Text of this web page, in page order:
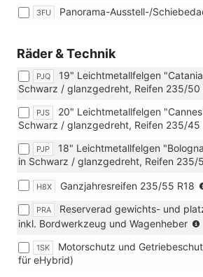
3FU Panorama-Ausstell-/
Räder & Technik
PJQ
19" Leichtmetallfelgen
Schwarz / glanzgedreht, Reifen 235/50
PJS
20" Leichtmetallfelgen
Schwarz / glanzgedreht, Reifen 235/45
PJP
18" Leichtmetallfelgen
in Schwarz / glanzgedreht, Reifen 235/
H8X Ganzjahresreifen 235/55 R18
PRA
Reserverad gewichts- und
inkl. Bordwerkzeug und Wagenheber
1SK
Motorschutz und
für eHybrid)